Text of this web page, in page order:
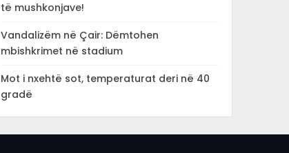
të mushkonjave!
Vandalizëm në Çair: Dëmtohen
mbishkrimet në stadium
Mot i nxehtë sot, temperaturat deri në 40
gradë